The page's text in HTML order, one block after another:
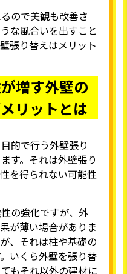
ので美観も改善さ
な風合いを出すこと
張り替えはメリット
増す外壁の
リットとは
的で行う外壁張り
す。それは外壁張り
を得られない可能性
の強化ですが、外
が薄い場合がありま
、それは柱や基礎の
いくら外壁を張り替
もそれ以外の建材に